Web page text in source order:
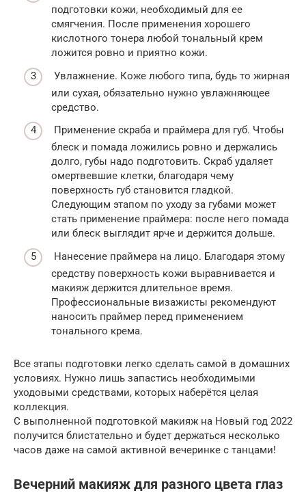
подготовки кожи, необходимый для ее
смягчения. После применения хорошего
кислотного тонера любой тональный крем
ложится ровно и приятно кожи.
Увлажнение. Коже любого типа, будь то жирная
или сухая, обязательно нужно увлажняющее
средство.
Применение скраба и праймера для губ. Чтобы
блеск и помада ложились ровно и держались
долго, губы надо подготовить. Скраб удаляет
омертвевшие клетки, благодаря чему
поверхность губ становится гладкой.
Следующим этапом по уходу за губами может
стать применение праймера: после него помада
или блеск выглядит ярче и держится дольше.
Нанесение праймера на лицо. Благодаря этому
средству поверхность кожи выравнивается и
макияж держится длительное время.
Профессиональные визажисты рекомендуют
наносить праймер перед применением
тонального крема.
Все этапы подготовки легко сделать самой в домашних
условиях. Нужно лишь запастись необходимыми
уходовыми средствами, которых наберётся целая
коллекция.
С выполненной подготовкой макияж на Новый год 2022
получится блистательно и будет держаться несколько
часов даже на самой активной вечеринке с танцами!
Вечерний макияж для разного цвета глаз